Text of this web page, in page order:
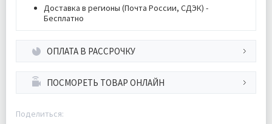
Доставка в регионы (Почта России, СДЭК) -
Бесплатно
ОПЛАТА В РАССРОЧКУ
ПОСМОРЕТЬ ТОВАР ОНЛАЙН
Поделиться: